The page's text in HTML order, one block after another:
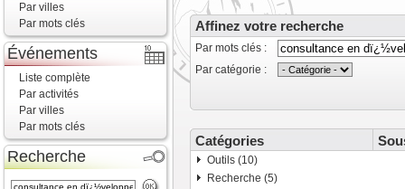
Par villes
Par mots clés
Événements
Liste complète
Par activités
Par villes
Par mots clés
Recherche
Affinez votre recherche
Par mots clés :
Par catégorie :
Catégories
Outils (10)
Recherche (5)